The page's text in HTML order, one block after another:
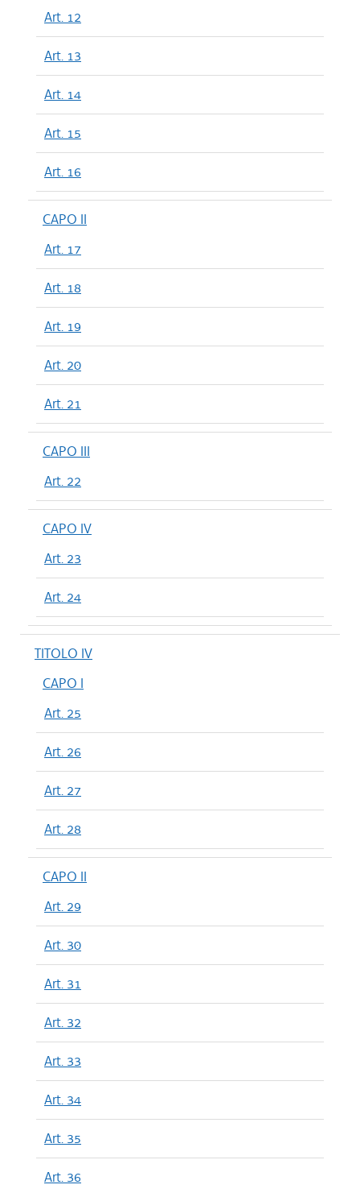
Art. 12
Art. 13
Art. 14
Art. 15
Art. 16
CAPO II
Art. 17
Art. 18
Art. 19
Art. 20
Art. 21
CAPO III
Art. 22
CAPO IV
Art. 23
Art. 24
TITOLO IV
CAPO I
Art. 25
Art. 26
Art. 27
Art. 28
CAPO II
Art. 29
Art. 30
Art. 31
Art. 32
Art. 33
Art. 34
Art. 35
Art. 36